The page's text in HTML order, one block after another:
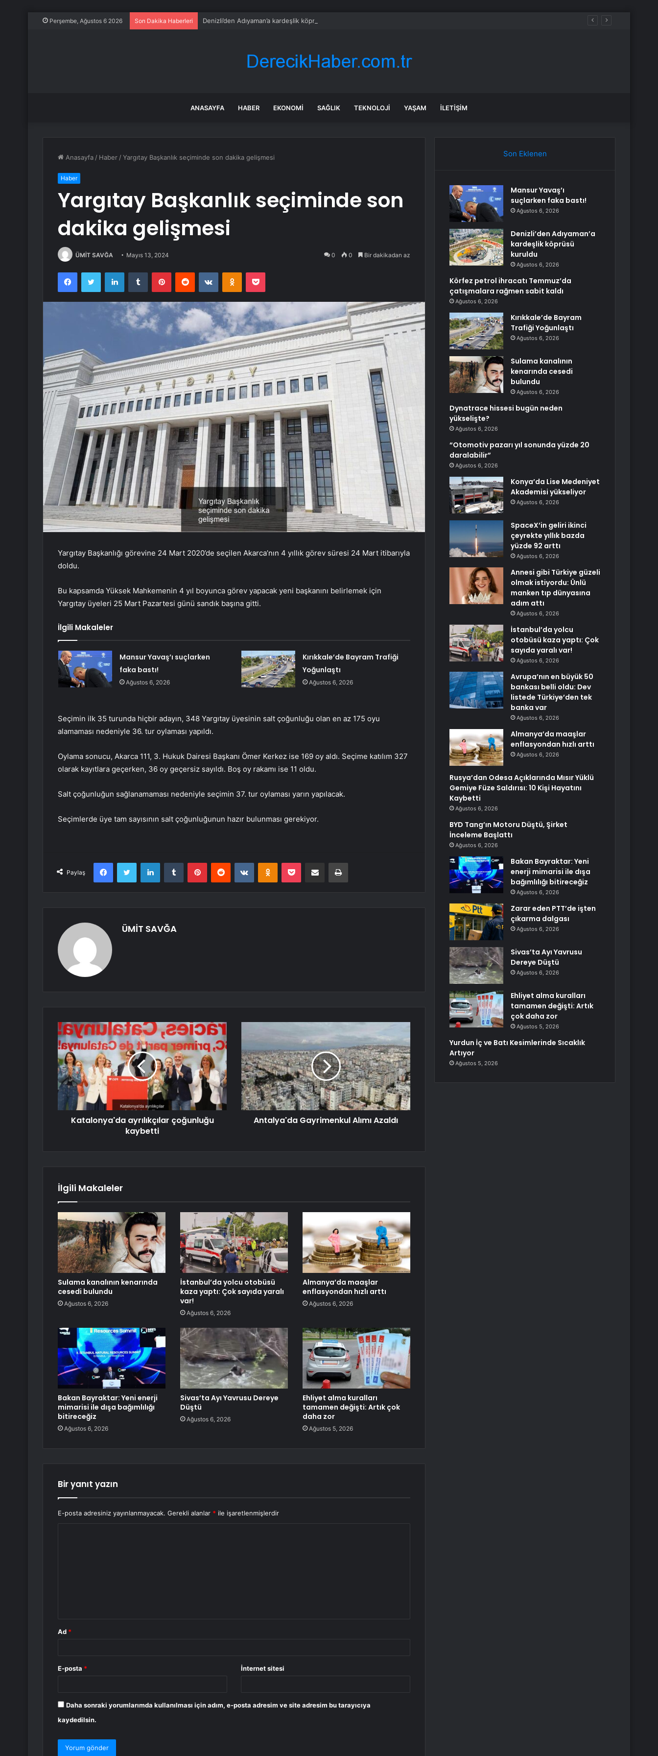
Perşembe, Ağustos 6 2026 Son Dakika Haberleri Denizli’den Adıyaman’a kardeşlik köprüsü kuruldu
ANASAYFA HABER EKONOMI SAĞLIK TEKNOLOJI YAŞAM İLETIŞIM
Anasayfa / Haber /Yargıtay Başkanlık seçiminde son dakika gelişmesi
Haber
Yargıtay Başkanlık seçiminde son
dakika gelişmesi
ÜMİT SAVĞA Mayıs 13, 2024 0 0 Bir dakikadan az
FacebookTwitter LinkedInTumblr PinterestReddit VKontakteOdnoklassniki
Pocket
Yargıtay Başkanlığı görevine 24 Mart 2020’de seçilen Akarca’nın 4 yıllık görev süresi 24 Mart itibarıyla
doldu.
Bu kapsamda Yüksek Mahkemenin 4 yıl boyunca görev yapacak yeni başkanını belirlemek için
Yargıtay üyeleri 25 Mart Pazartesi günü sandık başına gitti.
İlgili Makaleler
Mansur Yavaş’ı suçlarken
faka bastı!
Ağustos 6, 2026
Kırıkkale’de Bayram Trafiği
Yoğunlaştı
Ağustos 6, 2026
Seçimin ilk 35 turunda hiçbir adayın, 348 Yargıtay üyesinin salt çoğunluğu olan en az 175 oyu
alamaması nedeniyle 36. tur oylaması yapıldı.
Oylama sonucu, Akarca 111, 3. Hukuk Dairesi Başkanı Ömer Kerkez ise 169 oy aldı. Seçime katılım 327
olarak kayıtlara geçerken, 36 oy geçersiz sayıldı. Boş oy rakamı ise 11 oldu.
Salt çoğunluğun sağlanamaması nedeniyle seçimin 37. tur oylaması yarın yapılacak.
Seçimlerde üye tam sayısının salt çoğunluğunun hazır bulunması gerekiyor.
Paylaş
FacebookTwitter LinkedInTumblr PinterestReddit VKontakteOdnoklassniki
Pocket E-Posta ile paylaş Yazdır
ÜMİT SAVĞA
Katalonya'da ayrılıkçılar çoğunluğu
kaybetti
Antalya'da Gayrimenkul Alımı Azaldı
İlgili Makaleler
Sulama kanalının kenarında
cesedi bulundu
Ağustos 6, 2026
İstanbul’da yolcu otobüsü
kaza yaptı: Çok sayıda yaralı
var!
Ağustos 6, 2026
Almanya’da maaşlar
enflasyondan hızlı arttı
Ağustos 6, 2026
Bakan Bayraktar: Yeni enerji
mimarisi ile dışa bağımlılığı
bitireceğiz
Ağustos 6, 2026
Sivas’ta Ayı Yavrusu Dereye
Düştü
Ağustos 6, 2026
Ehliyet alma kuralları
tamamen değişti: Artık çok
daha zor
Ağustos 5, 2026
Bir yanıt yazın
E-posta adresiniz yayınlanmayacak. Gerekli alanlar * ile işaretlenmişlerdir
Ad *
E-posta * İnternet sitesi
Daha sonraki yorumlarımda kullanılması için adım, e-posta adresim ve site adresim bu tarayıcıya
kaydedilsin.
Son Eklenen
Mansur Yavaş’ı
suçlarken faka bastı!
Ağustos 6, 2026
Denizli’den Adıyaman’a
kardeşlik köprüsü
kuruldu
Ağustos 6, 2026
Körfez petrol ihracatı Temmuz’da
çatışmalara rağmen sabit kaldı
Ağustos 6, 2026
Kırıkkale’de Bayram
Trafiği Yoğunlaştı
Ağustos 6, 2026
Sulama kanalının
kenarında cesedi
bulundu
Ağustos 6, 2026
Dynatrace hissesi bugün neden
yükselişte?
Ağustos 6, 2026
“Otomotiv pazarı yıl sonunda yüzde 20
daralabilir”
Ağustos 6, 2026
Konya’da Lise Medeniyet
Akademisi yükseliyor
Ağustos 6, 2026
SpaceX’in geliri ikinci
çeyrekte yıllık bazda
yüzde 92 arttı
Ağustos 6, 2026
Annesi gibi Türkiye güzeli
olmak istiyordu: Ünlü
manken tıp dünyasına
adım attı
Ağustos 6, 2026
İstanbul’da yolcu
otobüsü kaza yaptı: Çok
sayıda yaralı var!
Ağustos 6, 2026
Avrupa’nın en büyük 50
bankası belli oldu: Dev
listede Türkiye’den tek
banka var
Ağustos 6, 2026
Almanya’da maaşlar
enflasyondan hızlı arttı
Ağustos 6, 2026
Rusya’dan Odesa Açıklarında Mısır Yüklü
Gemiye Füze Saldırısı: 10 Kişi Hayatını
Kaybetti
Ağustos 6, 2026
BYD Tang’ın Motoru Düştü, Şirket
İnceleme Başlattı
Ağustos 6, 2026
Bakan Bayraktar: Yeni
enerji mimarisi ile dışa
bağımlılığı bitireceğiz
Ağustos 6, 2026
Zarar eden PTT’de işten
çıkarma dalgası
Ağustos 6, 2026
Sivas’ta Ayı Yavrusu
Dereye Düştü
Ağustos 6, 2026
Ehliyet alma kuralları
tamamen değişti: Artık
çok daha zor
Ağustos 5, 2026
Yurdun İç ve Batı Kesimlerinde Sıcaklık
Artıyor
Ağustos 5, 2026